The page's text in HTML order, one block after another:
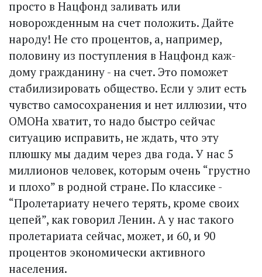
просто в Нацфонд заливать или
новорожденным на счет положить. Дайте
народу! Не сто процентов, а, например,
половину из поступления в Нацфонд каж­
дому гражданину - на счет. Это поможет
стабилизировать общество. Если у элит есть
чувство самосохранения и нет иллюзии, что
ОМОНа хватит, то надо быстро сейчас
ситуацию исправить, не ждать, что эту
плюшку мы дадим через два года. У нас 5
миллионов человек, которым очень “грустно
и плохо” в родной стране. По классике -
“Пролетариату нечего терять, кроме своих
цепей”, как говорил Ленин. А у нас такого
пролетариата сейчас, может, и 60, и 90
процентов экономически активного
населения.